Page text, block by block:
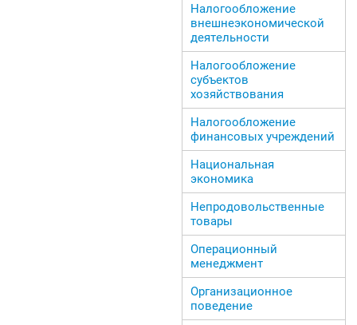
Налогообложение
внешнеэкономической
деятельности
Налогообложение
субъектов
хозяйствования
Налогообложение
финансовых учреждений
Национальная
экономика
Непродовольственные
товары
Операционный
менеджмент
Организационное
поведение